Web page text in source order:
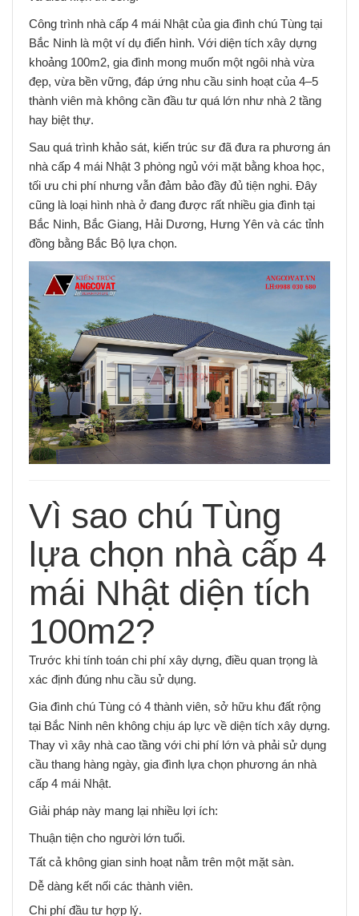
Công trình nhà cấp 4 mái Nhật của gia đình chú Tùng tại
Bắc Ninh là một ví dụ điển hình. Với diện tích xây dựng
khoảng 100m2, gia đình mong muốn một ngôi nhà vừa
đẹp, vừa bền vững, đáp ứng nhu cầu sinh hoạt của 4–5
thành viên mà không cần đầu tư quá lớn như nhà 2 tầng
hay biệt thự.
Sau quá trình khảo sát, kiến trúc sư đã đưa ra phương án
nhà cấp 4 mái Nhật 3 phòng ngủ với mặt bằng khoa học,
tối ưu chi phí nhưng vẫn đảm bảo đầy đủ tiện nghi. Đây
cũng là loại hình nhà ở đang được rất nhiều gia đình tại
Bắc Ninh, Bắc Giang, Hải Dương, Hưng Yên và các tỉnh
đồng bằng Bắc Bộ lựa chọn.
Vì sao chú Tùng
lựa chọn nhà cấp 4
mái Nhật diện tích
100m2?
Trước khi tính toán chi phí xây dựng, điều quan trọng là
xác định đúng nhu cầu sử dụng.
Gia đình chú Tùng có 4 thành viên, sở hữu khu đất rộng
tại Bắc Ninh nên không chịu áp lực về diện tích xây dựng.
Thay vì xây nhà cao tầng với chi phí lớn và phải sử dụng
cầu thang hàng ngày, gia đình lựa chọn phương án nhà
cấp 4 mái Nhật.
Giải pháp này mang lại nhiều lợi ích:
Thuận tiện cho người lớn tuổi.
Tất cả không gian sinh hoạt nằm trên một mặt sàn.
Dễ dàng kết nối các thành viên.
Chi phí đầu tư hợp lý.